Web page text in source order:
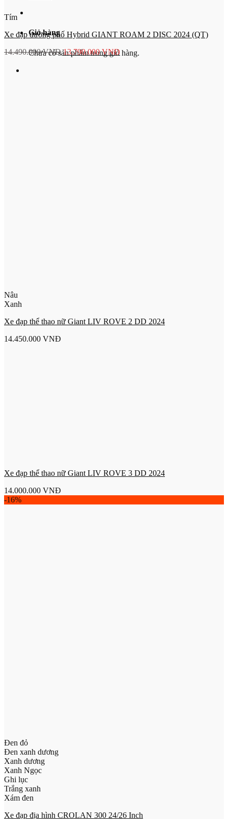
Giỏ hàng
Chưa có sản phẩm trong giỏ hàng.
Tím
Xe đạp đường phố Hybrid GIANT ROAM 2 DISC 2024 (QT)
14.490.000VNĐ 13.790.000VNĐ
Nâu
Xanh
Xe đạp thể thao nữ Giant LIV ROVE 2 DD 2024
14.450.000 VNĐ
Xe đạp thể thao nữ Giant LIV ROVE 3 DD 2024
14.000.000 VNĐ
-16%
Đen đỏ
Đen xanh dương
Xanh dương
Xanh Ngọc
Ghi lục
Trắng xanh
Xám đen
Xe đạp địa hình CROLAN 300 24/26 Inch